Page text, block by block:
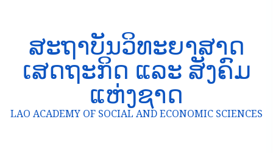
ສະຖາບັນວິທະຍາສາດ
ເສດຖະກິດ ແລະ ສັງຄົມ
ແຫ່ງຊາດ
LAO ACADEMY OF SOCIAL AND ECONOMIC SCIENCES